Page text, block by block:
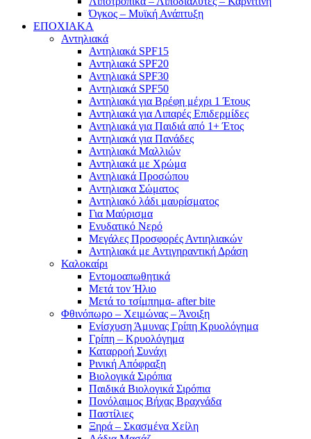
Όγκος – Μυϊκή Ανάπτυξη
ΕΠΟΧΙΑΚΑ
Αντηλιακά
Αντηλιακά SPF15
Αντηλιακά SPF20
Αντηλιακά SPF30
Αντηλιακά SPF50
Αντηλιακά για Βρέφη μέχρι 1 Έτους
Αντηλιακά για Λιπαρές Επιδερμίδες
Αντηλιακά για Παιδιά από 1+ Έτος
Αντηλιακά για Πανάδες
Αντηλιακά Μαλλιών
Αντηλιακά με Χρώμα
Αντηλιακά Προσώπου
Αντηλιακα Σώματος
Αντηλιακό λάδι μαυρίσματος
Για Μαύρισμα
Ενυδατικό Νερό
Μεγάλες Προσφορές Αντιηλιακών
Αντηλιακά με Αντιγηραντική Δράση
Καλοκαίρι
Εντομοαπωθητικά
Μετά τον Ήλιο
Μετά το τσίμπημα- after bite
Φθινόπωρο – Χειμώνας – Άνοιξη
Ενίσχυση Άμυνας Γρίπη Κρυολόγημα
Γρίπη – Κρυολόγημα
Καταρροή Συνάχι
Ρινική Απόφραξη
Βιολογικά Σιρόπια
Παιδικά Βιολογικά Σιρόπια
Πονόλαιμος Βήχας Βραχνάδα
Παστίλιες
Ξηρά – Σκασμένα Χείλη